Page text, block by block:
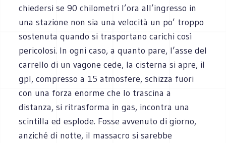
chiedersi se 90 chilometri l’ora all’ingresso in
una stazione non sia una velocità un po’ troppo
sostenuta quando si trasportano carichi così
pericolosi. In ogni caso, a quanto pare, l’asse del
carrello di un vagone cede, la cisterna si apre, il
gpl, compresso a 15 atmosfere, schizza fuori
con una forza enorme che lo trascina a
distanza, si ritrasforma in gas, incontra una
scintilla ed esplode. Fosse avvenuto di giorno,
anziché di notte, il massacro si sarebbe